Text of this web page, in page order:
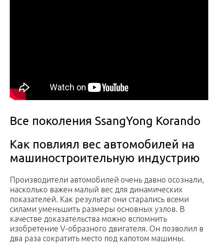
Все поколения SsangYong Korando
Как повлиял вес автомобилей на
машиностроительную индустрию
Производители автомобилей очень давно осознали,
насколько важен малый вес для динамических
показателей. Как результат они старались всеми
силами уменьшить размеры основных узлов. В
качестве доказательства можно вспомнить
изобретение V-образного двигателя. Он позволил в
два раза сократить место под капотом машины.